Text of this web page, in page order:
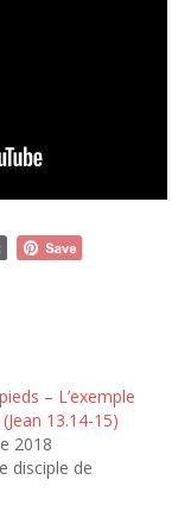
– L’exemple
13.14-15)
2018
disciple de